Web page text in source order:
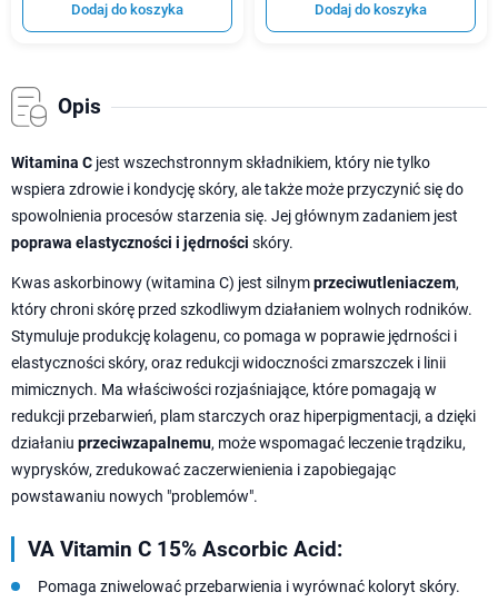
Dodaj do koszyka Dodaj do koszyka
Opis
Witamina C jest wszechstronnym składnikiem, który nie tylko
wspiera zdrowie i kondycję skóry, ale także może przyczynić się do
spowolnienia procesów starzenia się. Jej głównym zadaniem jest
poprawa elastyczności i jędrności skóry.
Kwas askorbinowy (witamina C) jest silnymprzeciwutleniaczem,
który chroni skórę przed szkodliwym działaniem wolnych rodników.
Stymuluje produkcję kolagenu, co pomaga w poprawie jędrności i
elastyczności skóry, oraz redukcji widoczności zmarszczek i linii
mimicznych. Ma właściwości rozjaśniające, które pomagają w
redukcji przebarwień, plam starczych oraz hiperpigmentacji, a dzięki
działaniu przeciwzapalnemu, może wspomagać leczenie trądziku,
wyprysków, zredukować zaczerwienienia i zapobiegając
powstawaniu nowych "problemów".
VA Vitamin C 15% Ascorbic Acid:
Pomaga zniwelować przebarwienia i wyrównać koloryt skóry.